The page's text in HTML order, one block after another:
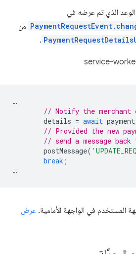
الذي تم عرضه في
من
.
// Notify the
details
= await
// Provided the new
// send a message
postMessage(
break
في الواجهة الأمامية.عرض